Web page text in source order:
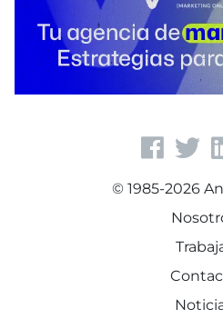
© 1985-2026